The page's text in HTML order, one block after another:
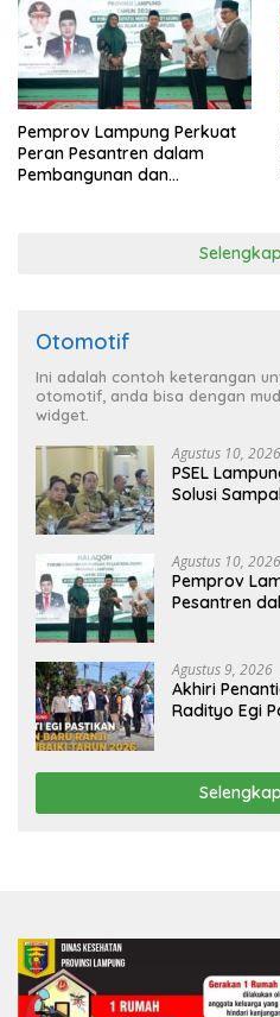
Pemprov Lampung Perkuat
Peran Pesantren dalam
Pembangunan dan
Otomotif
Ini adalah contoh keterangan
otomotif, anda bisa dengan
widget.
Agustus 10, 2026
PSEL
Solusi
Agustus 10, 2026
Pemprov
Pesantren
Agustus 9, 2026
Akhiri
Radityo Egi